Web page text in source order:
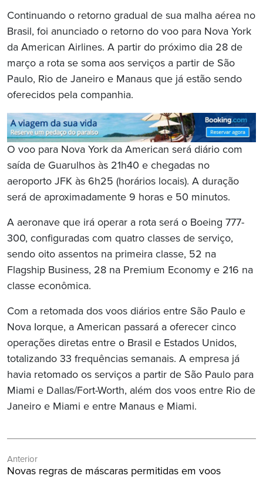
Continuando o retorno gradual de sua malha aérea no
Brasil, foi anunciado o retorno do voo para Nova York
da American Airlines. A partir do próximo dia 28 de
março a rota se soma aos serviços a partir de São
Paulo, Rio de Janeiro e Manaus que já estão sendo
oferecidos pela companhia.
O voo para Nova York da American será diário com
saída de Guarulhos às 21h40 e chegadas no
aeroporto JFK às 6h25 (horários locais). A duração
será de aproximadamente 9 horas e 50 minutos.
A aeronave que irá operar a rota será o Boeing 777-
300, configuradas com quatro classes de serviço,
sendo oito assentos na primeira classe, 52 na
Flagship Business, 28 na Premium Economy e 216 na
classe econômica.
Com a retomada dos voos diários entre São Paulo e
Nova Iorque, a American passará a oferecer cinco
operações diretas entre o Brasil e Estados Unidos,
totalizando 33 frequências semanais. A empresa já
havia retomado os serviços a partir de São Paulo para
Miami e Dallas/Fort-Worth, além dos voos entre Rio de
Janeiro e Miami e entre Manaus e Miami.
de
Anterior
Post
Novas regras de máscaras permitidas em voos